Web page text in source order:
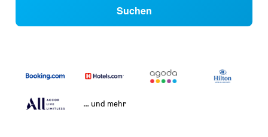
Suchen
… und mehr